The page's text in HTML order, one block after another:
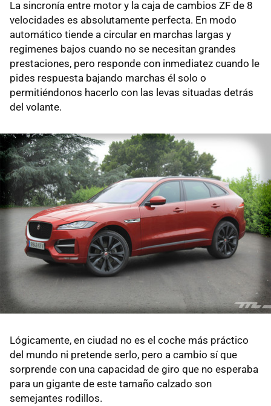
La sincronía entre motor y la caja de cambios ZF de 8
velocidades es absolutamente perfecta. En modo
automático tiende a circular en marchas largas y
regimenes bajos cuando no se necesitan grandes
prestaciones, pero responde con inmediatez cuando le
pides respuesta bajando marchas él solo o
permitiéndonos hacerlo con las levas situadas detrás
del volante.
Lógicamente, en ciudad no es el coche más práctico
del mundo ni pretende serlo, pero a cambio sí que
sorprende con una capacidad de giro que no esperaba
para un gigante de este tamaño calzado son
semejantes rodillos.